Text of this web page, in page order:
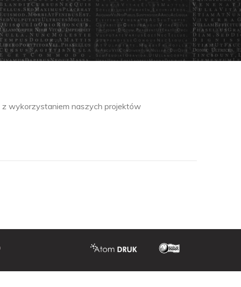
wykorzystaniem naszych projektów